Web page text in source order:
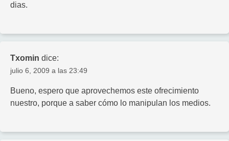
dias.
Txomin dice:
julio 6, 2009 a las 23:49
Bueno, espero que aprovechemos este ofrecimiento
nuestro, porque a saber cómo lo manipulan los medios.